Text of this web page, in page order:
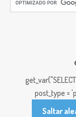
post_type =
Saltar